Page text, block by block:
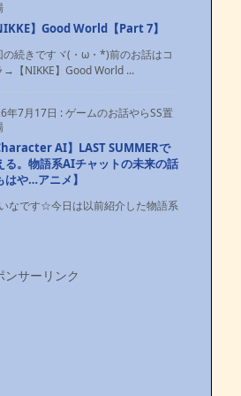
】Good World【Part 7】
の続きですヾ(・ω・*)前のお話はコ
→【NIKKE】Good World ...
年7月17日 :ゲームのお話やらSS置
AI】LAST SUMMERで
る。物語系AIチャットの未来の話
はや…アニメ】
なです☆今日は以前紹介した物語系
ンサーリンク